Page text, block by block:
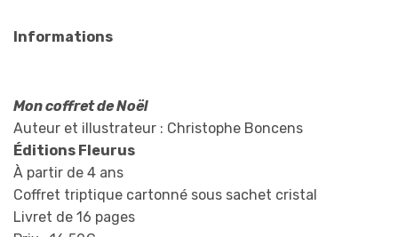
Informations
Mon coffret de Noël
Auteur et illustrateur : Christophe Boncens
Éditions Fleurus
À partir de 4 ans
Coffret triptique cartonné sous sachet cristal
Livret de 16 pages